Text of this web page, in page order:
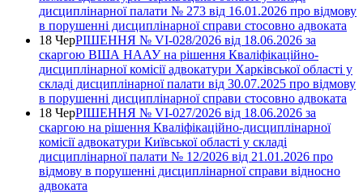
дисциплінарної палати № 273 від 16.01.2026 про відмову
в порушенні дисциплінарної справи стосовно адвоката
18 ЧерРІШЕННЯ № VІ-028/2026 від 18.06.2026 за
скаргою ВША НААУ на рішення Кваліфікаційно-
дисциплінарної комісії адвокатури Харківської області у
складі дисциплінарної палати від 30.07.2025 про відмову
в порушенні дисциплінарної справи стосовно адвоката
18 ЧерРІШЕННЯ № VІ-027/2026 від 18.06.2026 за
скаргою на рішення Кваліфікаційно-дисциплінарної
комісії адвокатури Київської області у складі
дисциплінарної палати № 12/2026 від 21.01.2026 про
відмову в порушенні дисциплінарної справи відносно
адвоката